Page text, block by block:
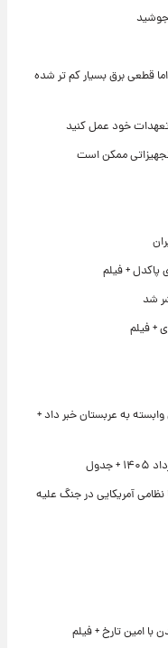
قطعی برق بسیار کم تر شده
تعهدات خود عمل کنید
ممکن است
پاکدل + فیلم
شد
+ فیلم
به عربستان خبر داد +
آمریکایی در جنگ علیه
با امین تارخ + فیلم